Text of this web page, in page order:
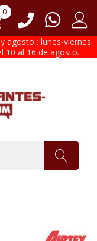
0
agosto : lunes-viernes
10 al 16 de agosto.